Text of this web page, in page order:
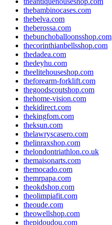
thebambinocases.com
thebelva.com
theberossa.com
thebunchoballoonsshop.com
thecorinthianbellsshop.com
thedadea.com
thedeyhu.com
theelitehouseshop.com
theforearm-forklift.com
thegoodscoutshop.com
thehome-vision.com
thekidirect.com
thekingfom.com
theksun.com
thelawryscasero.com
thelinraxshop.com
thelondontriathlon.co.uk
themaisonarts.com
themocado.com
themrpapa.com
theokdshop.com
theolimpiafit.com
theoude.com
theowellshop.com
thepidoudou.com